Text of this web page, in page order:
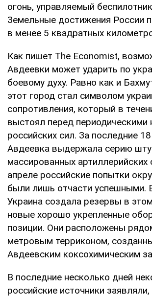
огонь, управляемый
Земельные достижения России
в менее 5 квадратных
Как пишет The Economist,
Авдеевки может ударить по
боевому духу. Равно как и
этот город стал символом
сопротивления, который в
выстоял перед периодическими
российских сил. За последние
Авдеевка выдержала серию
массированных артиллерийских
апреле российские попытки
были лишь отчасти успешными.
Украина создала резервы в
новые хорошо укрепленные
позиции. Они расположены
метровым терриконом,
Авдеевским коксохимическим
В последние несколько дней
российские источники